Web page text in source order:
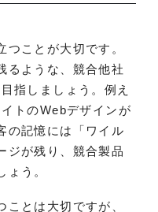
つことが大切です。
るような、競合他社
指しましょう。例え
トのWebデザインが
の記憶には「ワイル
ジが残り、競合製品
ょう。
ことは大切ですが、